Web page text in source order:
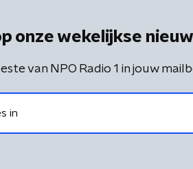
onze wekelijkse
van NPO Radio 1 in jouw